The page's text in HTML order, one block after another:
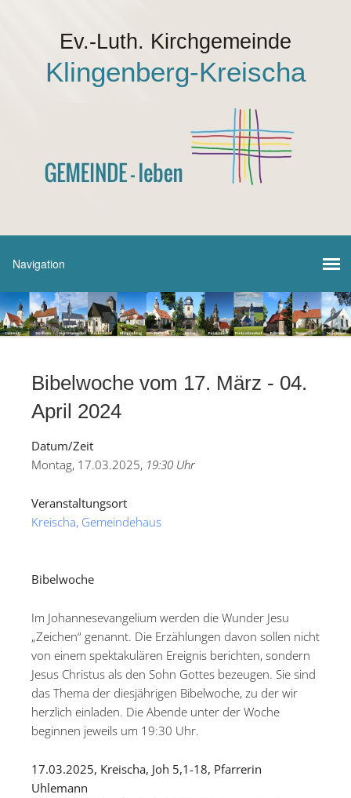
Ev.-Luth. Kirchgemeinde
Klingenberg-Kreischa
Bibelwoche vom 17. März ‐ 04.
April 2024
Datum/Zeit
Montag, 17.03.2025, 19:30 Uhr
Veranstaltungsort
Kreischa, Gemeindehaus
Bibelwoche
Im Johannesevangelium werden die Wunder Jesu
„Zeichen“ genannt. Die Erzählungen davon sollen nicht
von einem spektakulären Ereignis berichten, sondern
Jesus Christus als den Sohn Gottes bezeugen. Sie sind
das Thema der diesjährigen Bibelwoche, zu der wir
herzlich einladen. Die Abende unter der Woche
beginnen jeweils um 19:30 Uhr.
17.03.2025, Kreischa, Joh 5,1-18, Pfarrerin
Uhlemann